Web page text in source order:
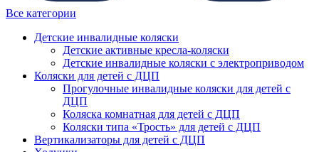
Все категории
Детские инвалидные коляски
Детские активные кресла-коляски
Детские инвалидные коляски с электроприводом
Коляски для детей с ДЦП
Прогулочные инвалидные коляски для детей с
ДЦП
Коляска комнатная для детей с ДЦП
Коляски типа «Трость» для детей с ДЦП
Вертикализаторы для детей с ДЦП